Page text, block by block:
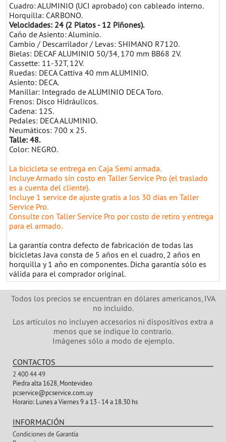
Cuadro: ALUMINIO (UCI aprobado) con cableado interno.
Horquilla: CARBONO.
Velocidades: 24 (2 Platos - 12 Piñones).
Caño de Asiento: Aluminio.
Cambio / Descarrilador / Levas: SHIMANO R7120.
Bielas: DECAF ALUMINIO 50/34, 170 mm BB68 2V.
Cassette: 11-32T, 12V.
Ruedas: DECA Cattiva 40 mm ALUMINIO.
Asiento: DECA.
Manillar: Integrado de ALUMINIO DECA Toro.
Frenos: Disco Hidráulicos.
Cadena: 12S.
Pedales: DECA ALUMINIO.
Neumáticos: 700 x 25.
Talle: 48.
Color: NEGRO.
La bicicleta se entrega en Caja Semi armada.
Incluye Armado sin costo en Taller Service Pro (el traslado
es a cuenta del cliente).
Incluye 1 service de ajuste gratis a los 30 días en Taller
Service Pro.
Consulte con Taller Service Pro por costo de retiro y entrega
para el armado.
La garantía contra defecto de fabricación de todas las
bicicletas Java consta de 5 años en el cuadro, 2 años en
horquilla y 1 año en componentes. Dicha garantía sólo es
válida para el comprador original.
Todos los precios se encuentran en dólares americanos, IVA
no incluido.
Los artículos no incluyen accesorios ni dispositivos extra a
menos que se indique lo contrario.
Imágenes sólo a modo de ejemplo.
CONTACTOS
2 400 44 49
Piedra alta 1628, Montevideo
pcservice@pcservice.com.uy
Horario:Lunes a Viernes 9 a 13 - 14 a 18.30 hs
INFORMACIÓN
Condiciones de Garantía